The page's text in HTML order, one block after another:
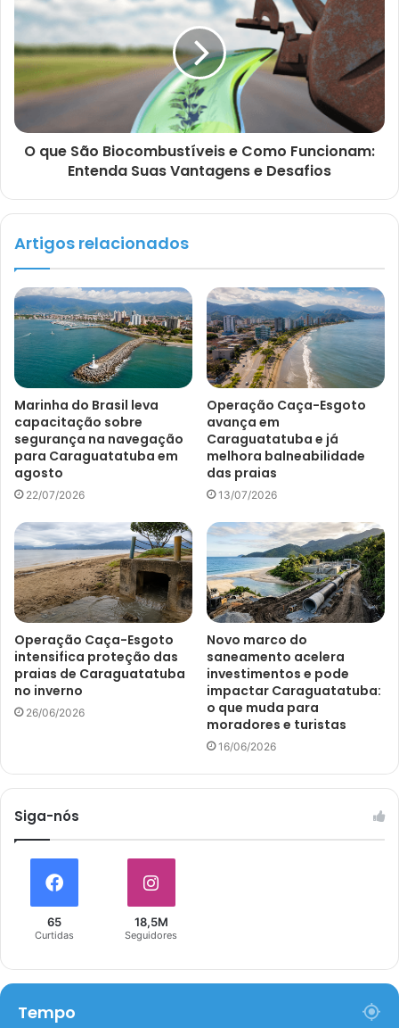
O que São Biocombustíveis e Como Funcionam:
Entenda Suas Vantagens e Desafios
Artigos relacionados
Marinha do Brasil leva
capacitação sobre
segurança na navegação
para Caraguatatuba em
agosto
22/07/2026
Operação Caça-Esgoto
avança em
Caraguatatuba e já
melhora balneabilidade
das praias
13/07/2026
Operação Caça-Esgoto
intensifica proteção das
praias de Caraguatatuba
no inverno
26/06/2026
Novo marco do
saneamento acelera
investimentos e pode
impactar Caraguatatuba:
o que muda para
moradores e turistas
16/06/2026
Siga-nós
65
Curtidas
18,5M
Seguidores
Tempo